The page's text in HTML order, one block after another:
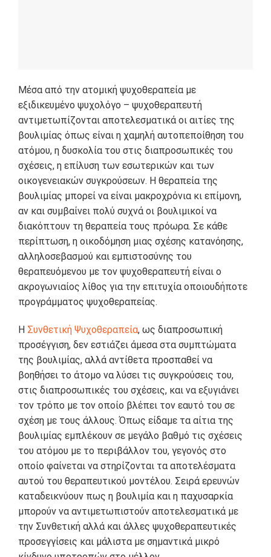
Μέσα από την ατομική ψυχοθεραπεία με
εξιδικευμένο ψυχολόγο – ψυχοθεραπευτή
αντιμετωπίζονται αποτελεσματικά οι αιτίες της
βουλιμίας όπως είναι η χαμηλή αυτοπεποίθηση του
ατόμου, η δυσκολία του στις διαπροσωπικές του
σχέσεις, η επίλυση των εσωτερικών και των
οικογενειακών συγκρούσεων. Η θεραπεία της
βουλιμίας μπορεί να είναι μακροχρόνια κι επίμονη,
αν και συμβαίνει πολύ συχνά οι βουλιμικοί να
διακόπτουν τη θεραπεία τους πρόωρα. Σε κάθε
περίπτωση, η οικοδόμηση μιας σχέσης κατανόησης,
αλληλοσεβασμού και εμπιστοσύνης του
θεραπευόμενου με τον ψυχοθεραπευτή είναι ο
ακρογωνιαίος λίθος για την επιτυχία οποιουδήποτε
προγράμματος ψυχοθεραπείας.
Η Συνθετική Ψυχοθεραπεία, ως διαπροσωπική
προσέγγιση, δεν εστιάζει άμεσα στα συμπτώματα
της βουλιμίας, αλλά αντίθετα προσπαθεί να
βοηθήσει το άτομο να λύσει τις συγκρούσεις του,
στις διαπροσωπικές του σχέσεις, και να εξυγιάνει
τον τρόπο με τον οποίο βλέπει τον εαυτό του σε
σχέση με τους άλλους. Όπως είδαμε τα αίτια της
βουλιμίας εμπλέκουν σε μεγάλο βαθμό τις σχέσεις
του ατόμου με το περιβάλλον του, γεγονός στο
οποίο φαίνεται να στηρίζονται τα αποτελέσματα
αυτού του θεραπευτικού μοντέλου. Σειρά ερευνών
καταδεικνύουν πως η βουλιμία και η παχυσαρκία
μπορούν να αντιμετωπιστούν αποτελεσματικά με
την Συνθετική αλλά και άλλες ψυχοθεραπευτικές
προσεγγίσεις και μάλιστα με σημαντικά μικρό